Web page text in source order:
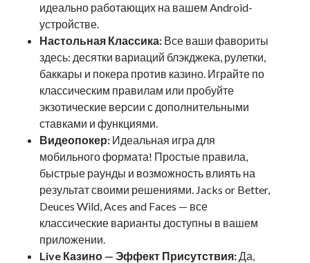
идеально работающих на вашем Android-
устройстве.
Настольная Классика: Все ваши фавориты
здесь: десятки вариаций блэкджека, рулетки,
баккары и покера против казино. Играйте по
классическим правилам или пробуйте
экзотические версии с дополнительными
ставками и функциями.
Видеопокер: Идеальная игра для
мобильного формата! Простые правила,
быстрые раунды и возможность влиять на
результат своими решениями. Jacks or Better,
Deuces Wild, Aces and Faces — все
классические варианты доступны в вашем
приложении.
Live Казино — Эффект Присутствия:Да,